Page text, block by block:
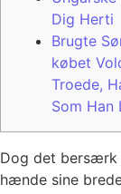
Dig Herti
Brugte
købet
Troede,
Som Han
Dog det
hænde sine